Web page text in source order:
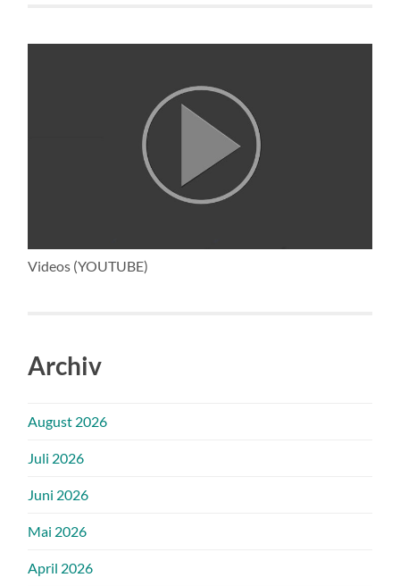
Videos (YOUTUBE)
Archiv
August 2026
Juli 2026
Juni 2026
Mai 2026
April 2026